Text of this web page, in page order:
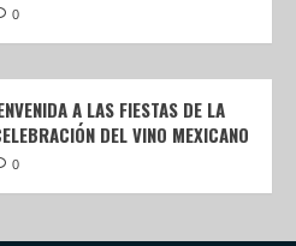
0
A LAS FIESTAS DE LA
DEL VINO MEXICANO
0